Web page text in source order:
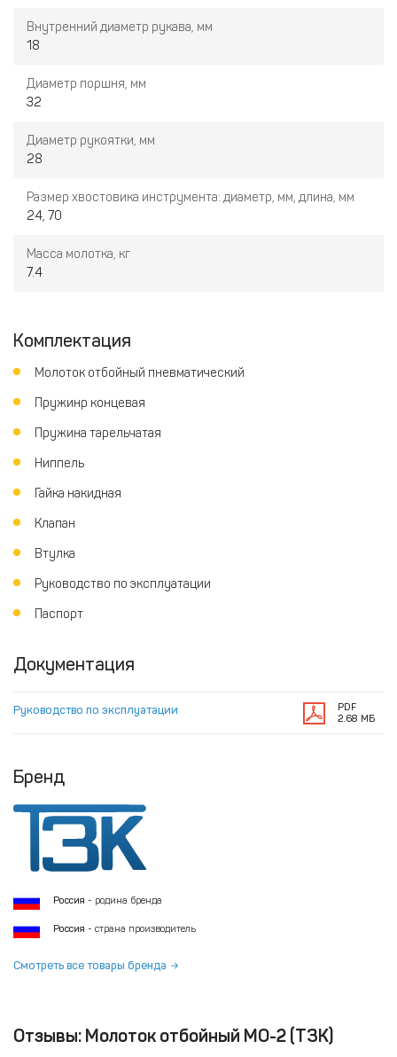
Внутренний диаметр рукава, мм
18
Диаметр поршня, мм
32
Диаметр рукоятки, мм
28
Размер хвостовика инструмента: диаметр, мм, длина, мм
24, 70
Масса молотка, кг
7.4
Комплектация
Молоток отбойный пневматический
Пружинр концевая
Пружина тарельчатая
Ниппель
Гайка накидная
Клапан
Втулка
Руководство по эксплуатации
Паспорт
Документация
Руководство по эксплуатации
PDF
2.68 МБ
Бренд
Россия - родина бренда
Россия - страна производитель
Смотреть все товары бренда
Отзывы: Молоток отбойный МО-2 (ТЗК)